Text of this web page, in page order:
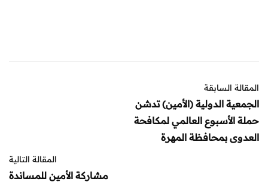
المقالة السابقة
الجمعية الدولية (الأمين) تدشن
حملة الأسبوع العالمي لمكافحة
العدوى بمحافظة المهرة
المقالة التالية
مشاركة الأمين للمساندة